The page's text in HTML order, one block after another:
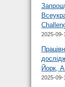
2025-09-
Йорк,
2025-09-